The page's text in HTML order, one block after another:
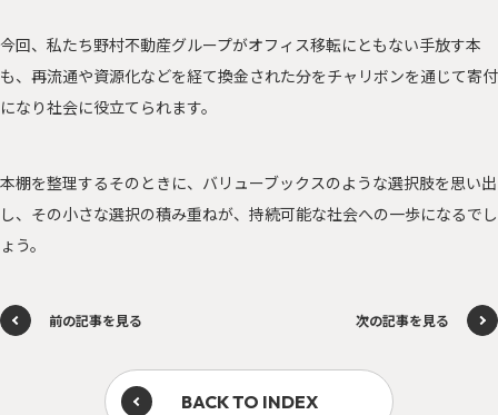
今回、私たち野村不動産グループがオフィス移転にともない手放す本
も、再流通や資源化などを経て換金された分をチャリボンを通じて寄付
になり社会に役立てられます。
本棚を整理するそのときに、バリューブックスのような選択肢を思い出
し、その小さな選択の積み重ねが、持続可能な社会への一歩になるでし
ょう。
前の記事を見る
BACK TO INDEX
次の記事を見る